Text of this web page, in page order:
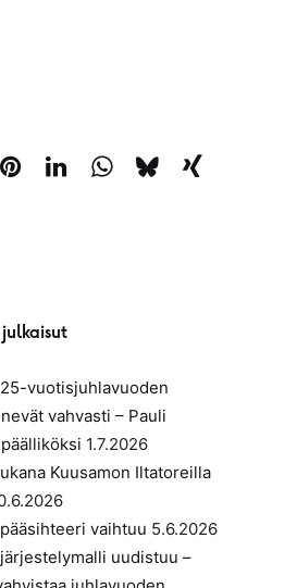
vuotisjuhlavuoden
vahvasti – Pauli
1.7.2026
Kuusamon Iltatoreilla
vaihtuu 5.6.2026
uudistuu –